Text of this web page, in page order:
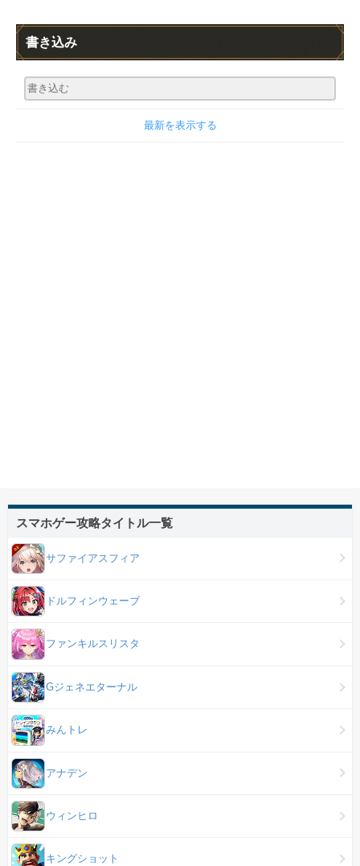
書き込み
最新を表示する
スマホゲー攻略タイトル一覧
サファイアスフィア
ドルフィンウェーブ
ファンキルスリスタ
Gジェネエターナル
みんトレ
アナデン
ウィンヒロ
キングショット